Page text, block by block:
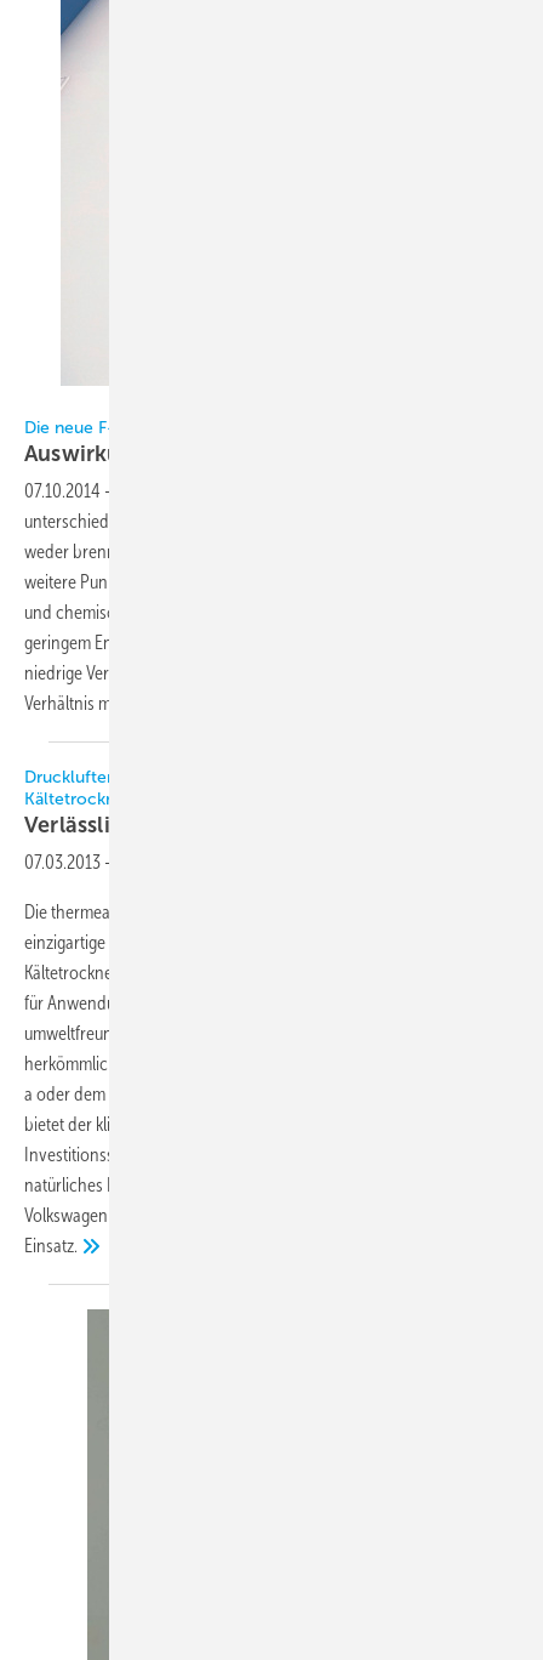
Die neue F-Gase-Verordnung (EU) Nr. 517/2014
Auswirkungen und
07.10.2014 -
unterschiedliche Anforderungen gestellt. Das ideale Kältemittel sollte
weder brennbar, giftig noch korrosiv sein. Darüber hinaus sind
weitere Punkte wichtig: Eine gute Mischbarkeit mit Öl, die thermische
und chemische Stabilität, eine hohe Kälte- und Wärmeleistung bei
geringem Energieaufwand, ein günstiges Druckverhältnis sowie eine
niedrige Verdichtungsendtemperatur. Und das Preis-Leistungs-
Verhältnis muss auch stimmen.
Druckluftentfeuchtung mit umweltfreundlichem CO
Kältetrockner
Verlässliche
07.03.2013 -
Die thermea Energiesysteme GmbH bietet jetzt eine weltweit
einzigartige Innovation für die Druckluft-Entfeuchtung: Der
Kältetrockner thermeco
für Anwendungen in der Automobilindustrie mithilfe des
umweltfreundlichen Kältemittels CO
herkömmlichen Anlagen, die beispielsweise mit dem Kältemittel R 134
a oder dem in absehbarer Zeit nicht mehr zulässigen R 22 arbeiten,
bietet der klimaneutrale CO
Investitionssicherheit und Nachhaltigkeit in der Produktion durch ein
natürliches Kältemittel mit geringen Sicherheitsanforderungen. Bei
Volkswagen in Wolfsburg kommt die innovative Technik erstmals zum
Einsatz.